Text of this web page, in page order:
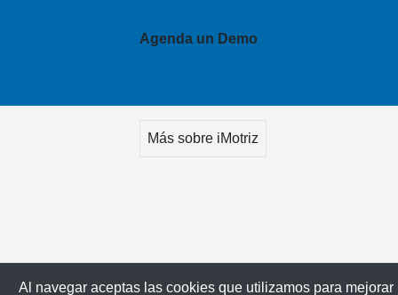
Agenda un Demo
Más sobre iMotriz
Al navegar aceptas las cookies que utilizamos para mejorar